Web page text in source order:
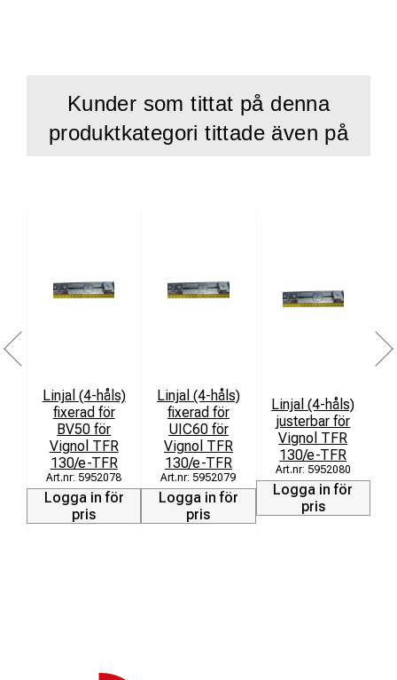
Kunder som tittat på denna
produktkategori tittade även på
Linjal (4-håls)
fixerad för
BV50 för
Vignol TFR
130/e-TFR
5952078
Logga in för
pris
Linjal (4-håls)
fixerad för
UIC60 för
Vignol TFR
130/e-TFR
5952079
Logga in för
pris
Linjal (4-håls)
justerbar för
Vignol TFR
130/e-TFR
5952080
Logga in för
pris